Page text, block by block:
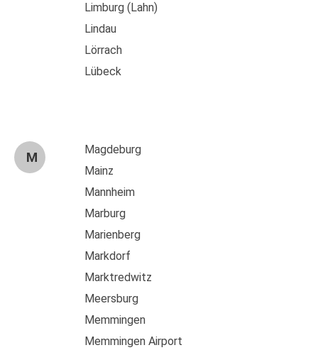
Limburg (Lahn)
Lindau
Lörrach
Lübeck
M
Magdeburg
Mainz
Mannheim
Marburg
Marienberg
Markdorf
Marktredwitz
Meersburg
Memmingen
Memmingen Airport